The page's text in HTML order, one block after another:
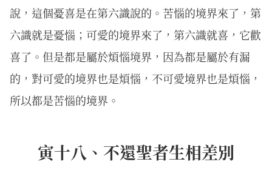
說，這個憂喜是在第六識說的。苦惱的境界來了，第
六識就是憂惱；可愛的境界來了，第六識就喜，它歡
喜了。但是都是屬於煩惱境界，因為都是屬於有漏
的，對可愛的境界也是煩惱，不可愛境界也是煩惱，
所以都是苦惱的境界。
寅十八、不還聖者生相差別